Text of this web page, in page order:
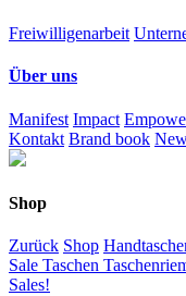
Freiwilligenarbeit
Über uns
Manifest Impact
Kontakt Brand book
Shop
Zurück Shop
Sale Taschen
Sales!